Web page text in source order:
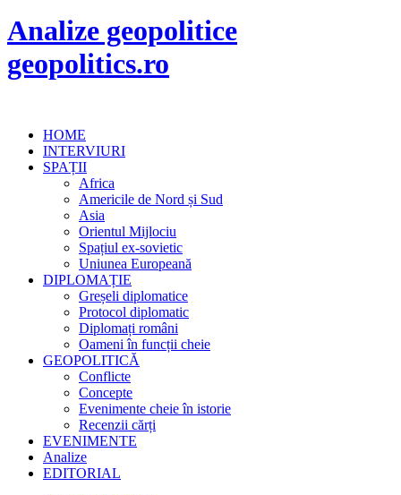
Analize geopolitice
geopolitics.ro
HOME
INTERVIURI
SPAȚII
Africa
Americile de Nord și Sud
Asia
Orientul Mijlociu
Spațiul ex-sovietic
Uniunea Europeană
DIPLOMAȚIE
Greșeli diplomatice
Protocol diplomatic
Diplomați români
Oameni în funcții cheie
GEOPOLITICĂ
Conflicte
Concepte
Evenimente cheie în istorie
Recenzii cărți
EVENIMENTE
Analize
EDITORIAL